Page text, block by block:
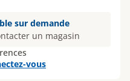
sur demande
un magasin
vous